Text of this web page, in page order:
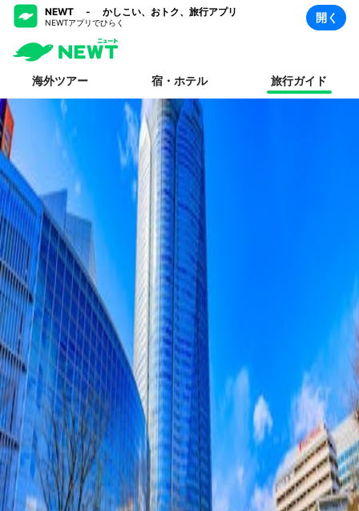
NEWT - かしこい、おトク、旅行アプリ
NEWTアプリでひらく 開く
海外ツアー 宿・ホテル 旅行ガイド